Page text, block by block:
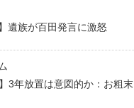
遺族が百田発言に激怒
3年放置は意図的か：お粗末